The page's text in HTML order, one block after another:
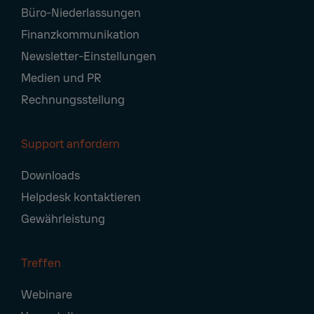
Büro-Niederlassungen
Finanzkommunikation
Newsletter-Einstellungen
Medien und PR
Rechnungsstellung
Support anfordern
Downloads
Helpdesk kontaktieren
Gewährleistung
Treffen
Webinare